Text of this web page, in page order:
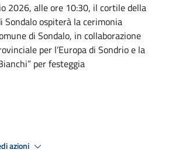
2026, alle ore 10:30, il cortile della
Sondalo ospiterà la cerimonia
di Sondalo, in collaborazione
per l’Europa di Sondrio e la
per festeggia
azioni